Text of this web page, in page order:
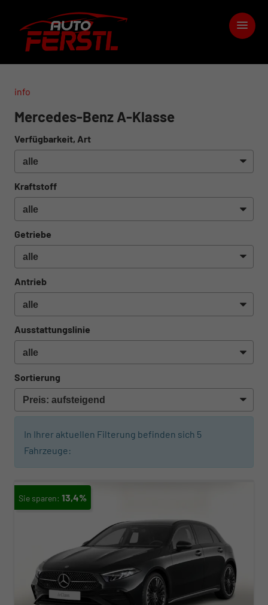
info
Mercedes-Benz A-Klasse
Verfügbarkeit, Art
Kraftstoff
Getriebe
Antrieb
Ausstattungslinie
Sortierung
In Ihrer aktuellen Filterung befinden sich 5
Fahrzeuge:
13,4%